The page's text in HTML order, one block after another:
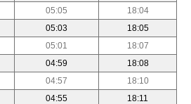
05:05
18:04
05:03
18:05
05:01
18:07
04:59
18:08
04:57
18:10
04:55
18:11